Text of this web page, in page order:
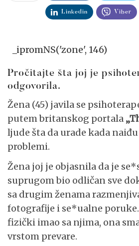
Linkedin Viber
_ipromNS('zone', 146)
Pročitajte šta joj je
odgovorila.
Žena (45) javila se
putem britanskog portala
ljude šta da urade kada
problemi.
Žena joj je objasnila da je
suprugom bio odličan sve
sa drugim ženama
fotografije i se*ualne
fizički imao sa njima, ona
vrstom prevare.